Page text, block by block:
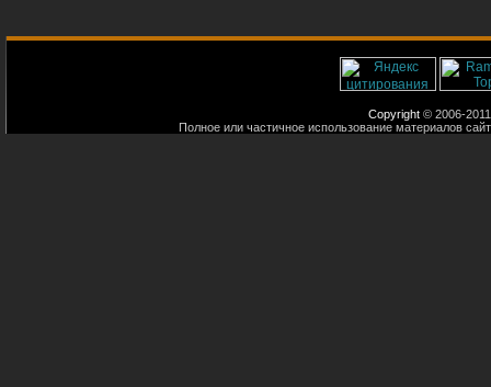
Copyright © 2006-
Полное или частичное использование материалов